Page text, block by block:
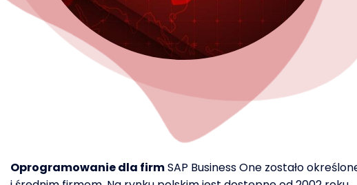
Oprogramowanie dla firmSAP Business One zostało